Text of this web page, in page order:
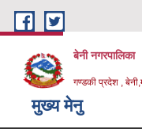
Skip to main content
बेनी नगरपालिका
गण्डकी प्रदेश ,
मुख्य मेनु